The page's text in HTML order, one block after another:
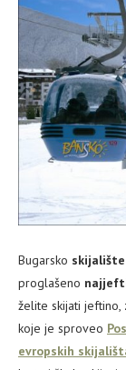
Bugarsko
proglašeno
želite skijati jeftino,
koje je sproveo
evropskih